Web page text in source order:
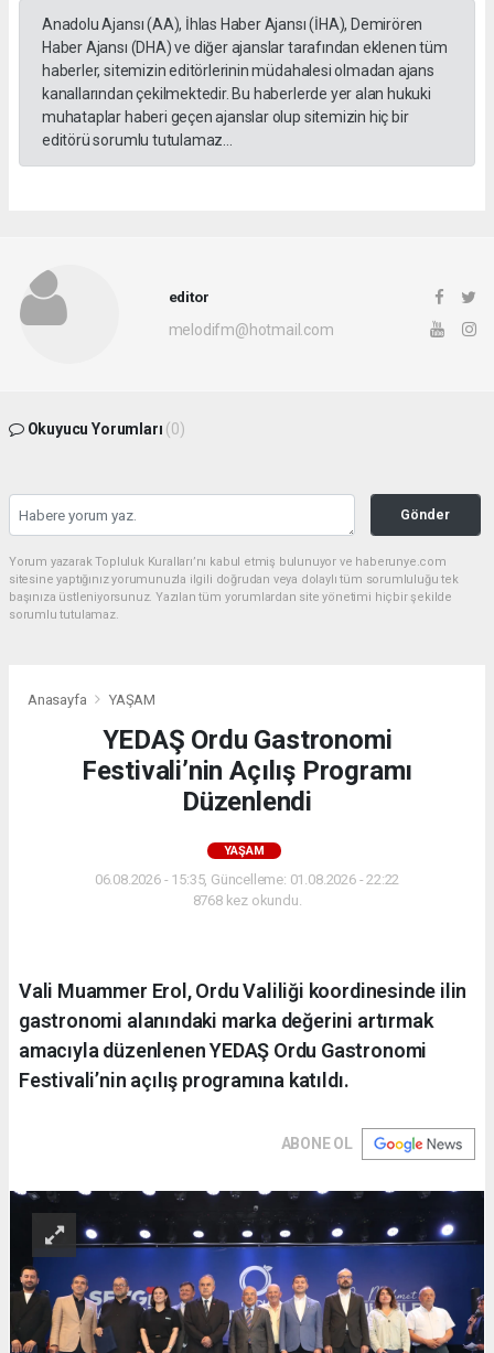
Anadolu Ajansı (AA), İhlas Haber Ajansı (İHA), Demirören
Haber Ajansı (DHA) ve diğer ajanslar tarafından eklenen tüm
haberler, sitemizin editörlerinin müdahalesi olmadan ajans
kanallarından çekilmektedir. Bu haberlerde yer alan hukuki
muhataplar haberi geçen ajanslar olup sitemizin hiç bir
editörü sorumlu tutulamaz...
editor
melodifm@hotmail.com
Okuyucu Yorumları (0)
Gönder
Yorum yazarak Topluluk Kuralları’nı kabul etmiş bulunuyor ve haberunye.com
sitesine yaptığınız yorumunuzla ilgili doğrudan veya dolaylı tüm sorumluluğu tek
başınıza üstleniyorsunuz. Yazılan tüm yorumlardan site yönetimi hiçbir şekilde
sorumlu tutulamaz.
Anasayfa YAŞAM
YEDAŞ Ordu Gastronomi
Festivali’nin Açılış Programı
Düzenlendi
YAŞAM
06.08.2026 - 15:35, Güncelleme: 01.08.2026 - 22:22
8768 kez okundu.
Vali Muammer Erol, Ordu Valiliği koordinesinde ilin
gastronomi alanındaki marka değerini artırmak
amacıyla düzenlenen YEDAŞ Ordu Gastronomi
Festivali’nin açılış programına katıldı.
ABONE OL